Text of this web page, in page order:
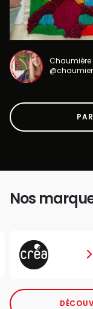
Chaumière
Nos